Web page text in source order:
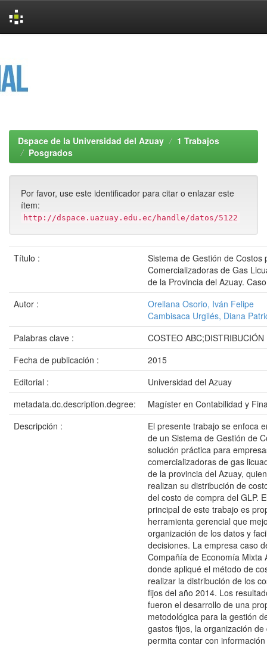
Dspace de la Universidad del Azuay
1 Trabajos
Posgrados
Por favor, use este identificador para citar o enlazar este
ítem:
http://dspace.uazuay.edu.ec/handle/datos/5122
Título :
Sistema de Gestión de Costos
Comercializadoras de Gas
de la Provincia del Azuay.
Autor :
Orellana Osorio, Iván Felipe
Cambisaca Urgilés, Diana
Palabras clave :
COSTEO ABC;DISTRIBUCIÓN
Fecha de publicación :
2015
Editorial :
Universidad del Azuay
metadata.dc.description.degree:
Magíster en Contabilidad y
Descripción :
El presente trabajo se enfoca
de un Sistema de Gestión de
solución práctica para
comercializadoras de gas
de la provincia del Azuay,
realizan su distribución de
del costo de compra del GLP.
principal de este trabajo es
herramienta gerencial que
organización de los datos y
decisiones. La empresa caso
Compañía de Economía Mixta
donde apliqué el método de
realizar la distribución de los
fijos del año 2014. Los
fueron el desarrollo de una
metodológica para la gestión
gastos fijos, la organización de
permita contar con